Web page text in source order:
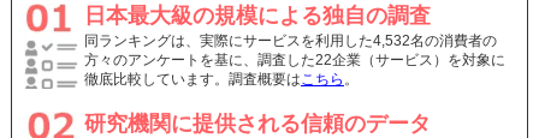
日本最大級の規模による独自の調査
同ランキングは、実際にサービスを利用した4,532名の消費者の
方々のアンケートを基に、調査した22企業（サービス）を対象に
徹底比較しています。調査概要はこちら 。
研究機関に提供される信頼のデータ